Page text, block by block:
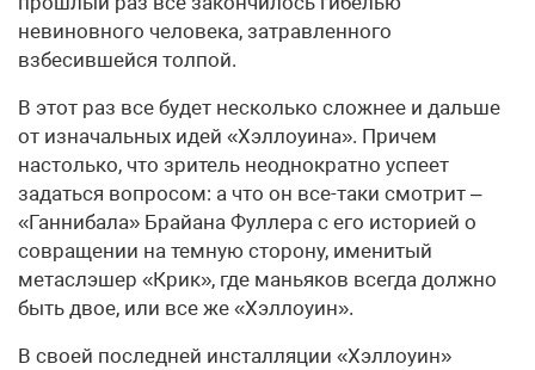
невиновного человека, затравленного
взбесившейся толпой.
В этот раз все будет несколько сложнее и дальше
от изначальных идей «Хэллоуина». Причем
настолько, что зритель неоднократно успеет
задаться вопросом: а что он все-таки смотрит –
«Ганнибала» Брайана Фуллера с его историей о
совращении на темную сторону, именитый
метаслэшер «Крик», где маньяков всегда должно
быть двое, или все же «Хэллоуин».
В своей последней инсталляции «Хэллоуин»